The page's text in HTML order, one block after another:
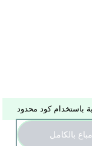
مباع بالكامل